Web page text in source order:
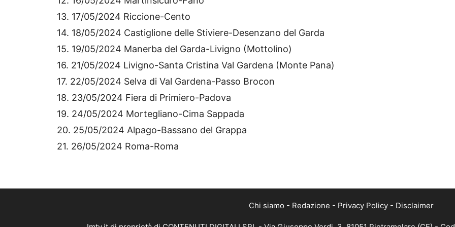
13. 17/05/2024 Riccione-Cento
14. 18/05/2024 Castiglione delle Stiviere-Desenzano del Garda
15. 19/05/2024 Manerba del Garda-Livigno (Mottolino)
16. 21/05/2024 Livigno-Santa Cristina Val Gardena (Monte Pana)
17. 22/05/2024 Selva di Val Gardena-Passo Brocon
18. 23/05/2024 Fiera di Primiero-Padova
19. 24/05/2024 Mortegliano-Cima Sappada
20. 25/05/2024 Alpago-Bassano del Grappa
21. 26/05/2024 Roma-Roma
Chi siamo - Redazione - Privacy Policy - Disclaimer